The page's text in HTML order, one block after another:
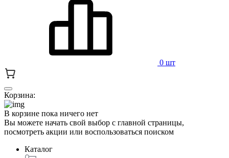
0 шт
Корзина:
В корзине пока ничего нет
Вы можете начать свой выбор с главной страницы,
посмотреть акции или воспользоваться поиском
Каталог